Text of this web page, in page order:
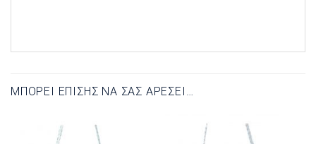
ΜΠΟΡΕΊ ΕΠΊΣΗΣ ΝΑ ΣΑΣ ΑΡΈΣΕΙ…